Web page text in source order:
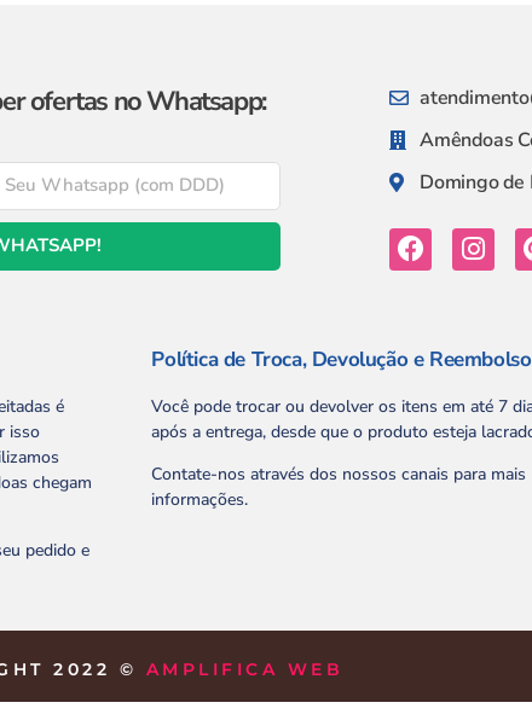
ofertas no Whatsapp:
Amêndoas
Domingo
é
isso
chegam
pedido e
Política de Troca, Devolução e Reembolso
Você pode trocar ou devolver os itens em até 7
após a entrega, desde que o produto esteja
Contate-nos através dos nossos canais para mais
informações.
2022 © AMPLIFICA WEB